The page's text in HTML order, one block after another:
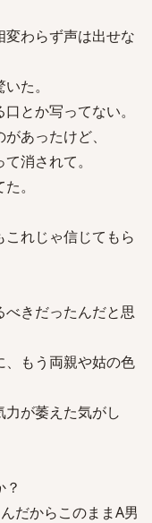
わらず声は出せな
た。
とか写ってない。
あったけど、
消されて。
。
れじゃ信じてもら
きだったんだと思
、もう両親や姑の色
が萎えた気がし
だからこのままA男